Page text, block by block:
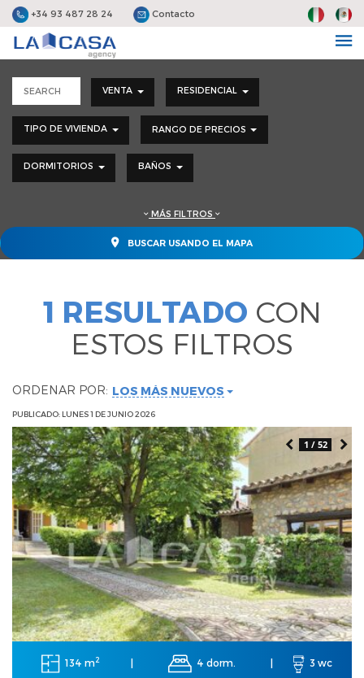
+34 93 487 28 24 Contacto
VENTA RESIDENCIAL
TIPO DE VIVIENDA RANGO DE PRECIOS
DORMITORIOS BAÑOS
MÁS FILTROS
BUSCAR USANDO EL MAPA
1 RESULTADO CON
ESTOS FILTROS
ORDENAR POR: LOS MÁS NUEVOS
PUBLICADO: LUNES 1 DE JUNIO 2026
1 / 52
134 m2 4 dorm. 3 wc